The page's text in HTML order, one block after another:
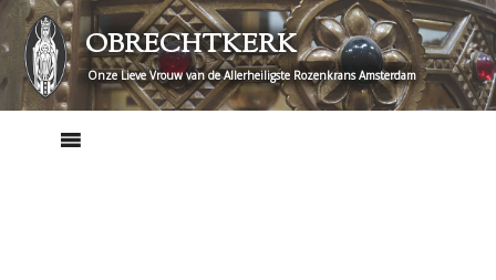
Skip
to
content
OBRECHTKERK
Onze Lieve Vrouw van de Allerheiligste Rozenkrans Amsterdam